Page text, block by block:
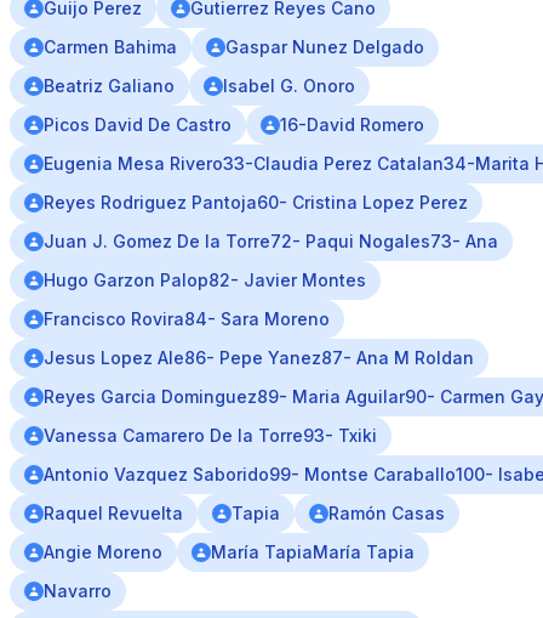
Guijo Perez
Gutierrez Reyes Cano
Carmen Bahima
Gaspar Nunez Delgado
Beatriz Galiano
Isabel G. Onoro
Picos David De Castro
16-David Romero
Eugenia Mesa Rivero33-Claudia Perez Catalan34-Marita
Reyes Rodriguez Pantoja60- Cristina Lopez Perez
Juan J. Gomez De la Torre72- Paqui Nogales73- Ana
Hugo Garzon Palop82- Javier Montes
Francisco Rovira84- Sara Moreno
Jesus Lopez Ale86- Pepe Yanez87- Ana M Roldan
Reyes Garcia Dominguez89- Maria Aguilar90- Carmen
Vanessa Camarero De la Torre93- Txiki
Antonio Vazquez Saborido99- Montse Caraballo100-
Raquel Revuelta
Tapia
Ramón Casas
Angie Moreno
María TapiaMaría Tapia
Navarro